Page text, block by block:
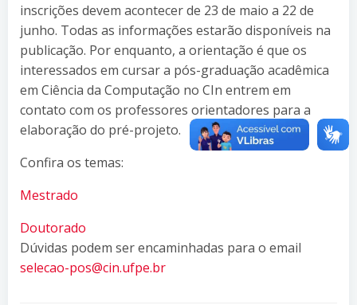
inscrições devem acontecer de 23 de maio a 22 de
junho. Todas as informações estarão disponíveis na
publicação. Por enquanto, a orientação é que os
interessados em cursar a pós-graduação acadêmica
em Ciência da Computação no CIn entrem em
contato com os professores orientadores para a
elaboração do pré-projeto.
Confira os temas:
Mestrado
Doutorado
Dúvidas podem ser encaminhadas para o email
selecao-pos@cin.ufpe.br